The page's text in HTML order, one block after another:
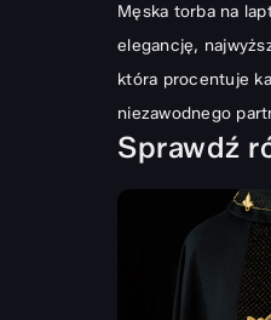
Męska torba na
elegancję,
która procentuje
niezawodnego
Sprawdź